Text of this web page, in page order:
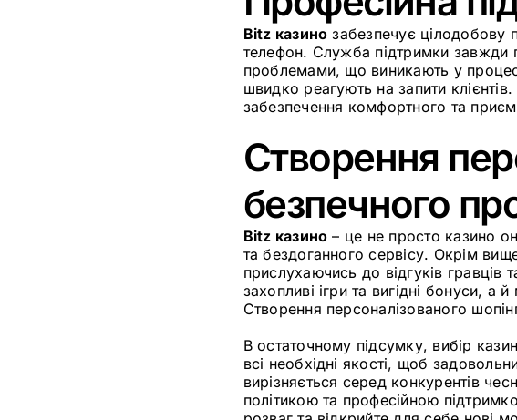
Bitz казино забезпечує цілодобову
телефон. Служба підтримки завжди
проблемами, що виникають у
швидко реагують на запити
забезпечення комфортного та
Створення
безпечного
Bitz казино – це не просто казино
та бездоганного сервісу. Окрім
прислухаючись до відгуків
захопливі ігри та вигідні бонуси, а
Створення персоналізованого
В остаточному підсумку, вибір
всі необхідні якості, щоб
вирізняється серед конкурентів
політикою та професійною